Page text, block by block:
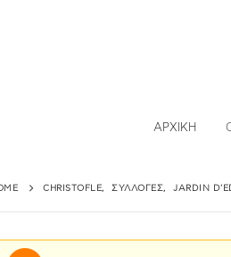
ΑΡΧΙΚΉ
CHRISTOFLE, ΣΥΛΛΟΓΈΣ, JARDIN